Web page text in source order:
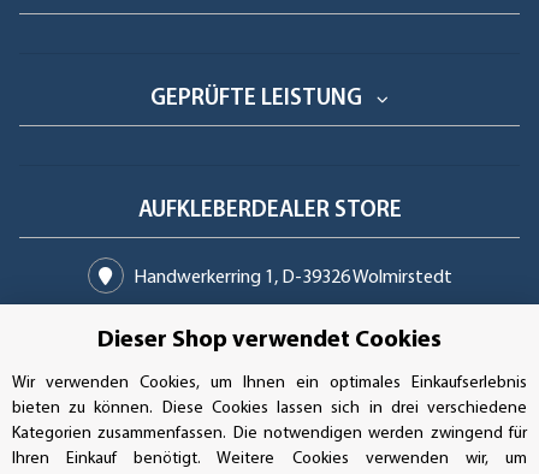
GEPRÜFTE LEISTUNG
AUFKLEBERDEALER STORE
Handwerkerring 1, D-39326 Wolmirstedt
Bestellungen/Support: +49 (0)39-201-28-98-10
Buchhaltung: +49 (0)39-201-28-98-17
info@aufkleberdealer.de
Dieser Shop verwendet Cookies
Wir verwenden Cookies, um Ihnen ein optimales Einkaufserlebnis
bieten zu können. Diese Cookies lassen sich in drei verschiedene
Kategorien zusammenfassen. Die notwendigen werden zwingend für
Ihren Einkauf benötigt. Weitere Cookies verwenden wir, um